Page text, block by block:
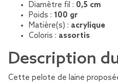
Diamètre fil : 0,5 cm
Poids : 100 gr
Matière(s) : acrylique
Coloris : assortis
Description
Cette pelote de laine